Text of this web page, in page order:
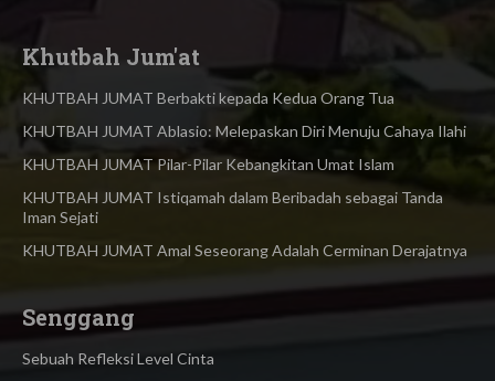
Khutbah Jum'at
KHUTBAH JUMAT Berbakti kepada Kedua Orang Tua
KHUTBAH JUMAT Ablasio: Melepaskan Diri Menuju Cahaya Ilahi
KHUTBAH JUMAT Pilar-Pilar Kebangkitan Umat Islam
KHUTBAH JUMAT Istiqamah dalam Beribadah sebagai Tanda
Iman Sejati
KHUTBAH JUMAT Amal Seseorang Adalah Cerminan Derajatnya
Senggang
Sebuah Refleksi Level Cinta